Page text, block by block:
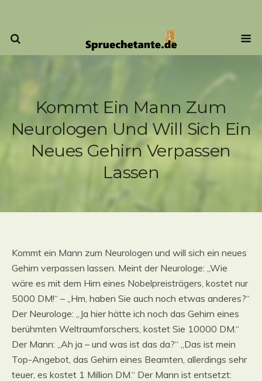
Kommt Ein Mann Zum
Neurologen Und Will Sich Ein
Neues Gehirn Verpassen
Lassen
Kommt ein Mann zum Neurologen und will sich ein neues
Gehirn verpassen lassen. Meint der Neurologe: „Wie
wäre es mit dem Hirn eines Nobelpreisträgers, kostet nur
5000 DM!“ – „Hm, haben Sie auch noch etwas anderes?“
Der Neurologe: „Ja hier hätte ich noch das Gehirn eines
berühmten Weltraumforschers, kostet Sie 10000 DM.“
Der Mann: „Ah ja – und was ist das da?“ „Das ist mein
Top-Angebot, das Gehirn eines Beamten, allerdings sehr
teuer, es kostet 1 Million DM.“ Der Mann ist entsetzt: